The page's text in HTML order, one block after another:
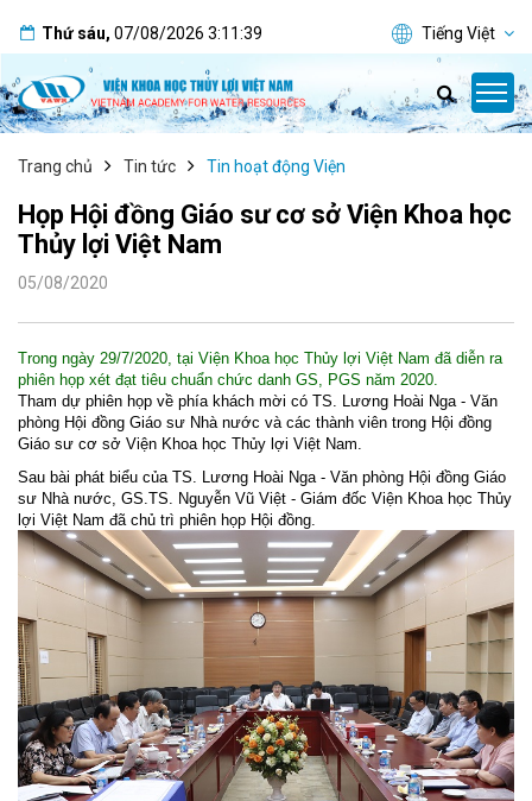
Thứ sáu, 07/08/2026 3:11:39 Tiếng Việt
Trang chủ Tin tức Tin hoạt động Viện
Họp Hội đồng Giáo sư cơ sở Viện Khoa học
Thủy lợi Việt Nam
05/08/2020
Trong ngày 29/7/2020, tại Viện Khoa học Thủy lợi Việt Nam đã diễn ra
phiên họp xét đạt tiêu chuẩn chức danh GS, PGS năm 2020.
Tham dự phiên họp về phía khách mời có TS. Lương Hoài Nga - Văn
phòng Hội đồng Giáo sư Nhà nước và các thành viên trong Hội đồng
Giáo sư cơ sở Viện Khoa học Thủy lợi Việt Nam.
Sau bài phát biểu của TS. Lương Hoài Nga - Văn phòng Hội đồng Giáo
sư Nhà nước, GS.TS. Nguyễn Vũ Việt - Giám đốc Viện Khoa học Thủy
lợi Việt Nam đã chủ trì phiên họp Hội đồng.